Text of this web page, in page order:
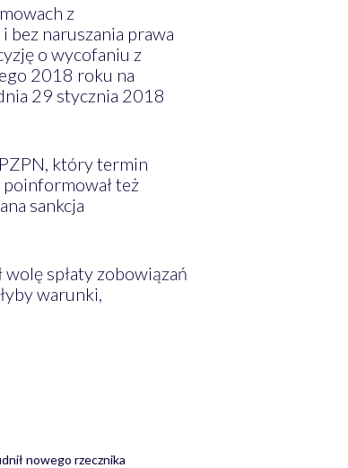
z
bez naruszania prawa
o wycofaniu z
2018 roku na
29 stycznia 2018
który termin
też
sankcja
spłaty zobowiązań
warunki,
nowego rzecznika